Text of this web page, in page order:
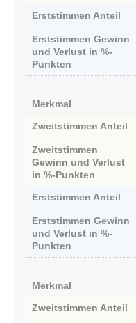
Erststimmen Anteil
Erststimmen Gewinn
und Verlust in %-
Punkten
Merkmal
Zweitstimmen Anteil
Zweitstimmen
Gewinn und Verlust
in %-Punkten
Erststimmen Anteil
Erststimmen Gewinn
und Verlust in %-
Punkten
Merkmal
Zweitstimmen Anteil